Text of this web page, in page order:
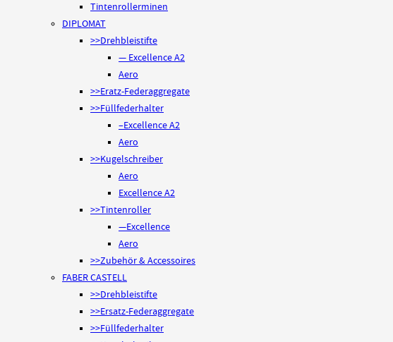
Tintenrollerminen
DIPLOMAT
>>Drehbleistifte
— Excellence A2
Aero
>>Eratz-Federaggregate
>>Füllfederhalter
–Excellence A2
Aero
>>Kugelschreiber
Aero
Excellence A2
>>Tintenroller
—Excellence
Aero
>>Zubehör & Accessoires
FABER CASTELL
>>Drehbleistifte
>>Ersatz-Federaggregate
>>Füllfederhalter